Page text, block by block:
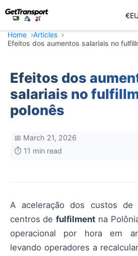
€
Home
Articles
Efeitos dos aumentos salariais no
Efeitos dos
salariais no
polonês
📅 March 21, 2026
⏱️ 11 min read
A aceleração dos custos
centros de fulfilment na
operacional por hora em
levando operadores a